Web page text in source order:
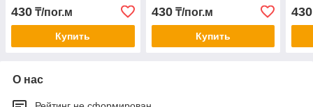
430 ₸/пог.м
Купить
430₸/пог.м
Купить
430
О нас